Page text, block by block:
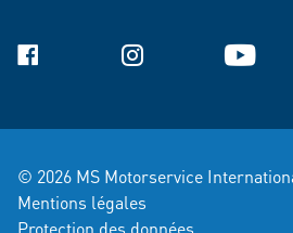
Facebook Instagram YouTube
© 2026 MS Motorservice
Mentions légales
Protection des données